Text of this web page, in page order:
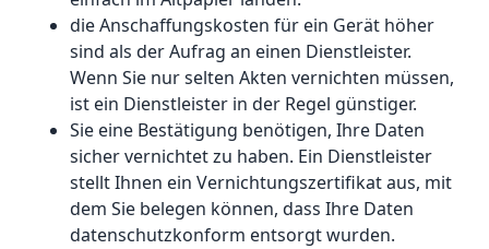
die Anschaffungskosten für ein Gerät höher
sind als der Aufrag an einen Dienstleister.
Wenn Sie nur selten Akten vernichten müssen,
ist ein Dienstleister in der Regel günstiger.
Sie eine Bestätigung benötigen, Ihre Daten
sicher vernichtet zu haben. Ein Dienstleister
stellt Ihnen ein Vernichtungszertifikat aus, mit
dem Sie belegen können, dass Ihre Daten
datenschutzkonform entsorgt wurden.